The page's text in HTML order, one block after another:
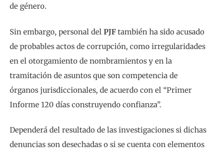
de género.
Sin embargo, personal del PJF también ha sido acusado
de probables actos de corrupción, como irregularidades
en el otorgamiento de nombramientos y en la
tramitación de asuntos que son competencia de
órganos jurisdiccionales, de acuerdo con el “Primer
Informe 120 días construyendo confianza”.
Dependerá del resultado de las investigaciones si dichas
denuncias son desechadas o si se cuenta con elementos